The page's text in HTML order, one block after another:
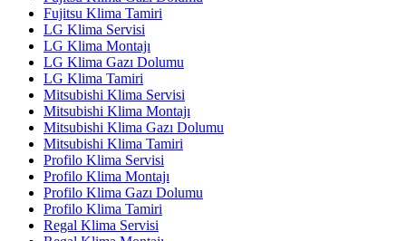
Fujitsu Klima Tamiri
LG Klima Servisi
LG Klima Montajı
LG Klima Gazı Dolumu
LG Klima Tamiri
Mitsubishi Klima Servisi
Mitsubishi Klima Montajı
Mitsubishi Klima Gazı Dolumu
Mitsubishi Klima Tamiri
Profilo Klima Servisi
Profilo Klima Montajı
Profilo Klima Gazı Dolumu
Profilo Klima Tamiri
Regal Klima Servisi